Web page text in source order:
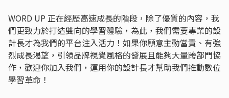
WORD UP 正在經歷高速成長的階段，除了優質的內容，我
們更致力於打造雙向的學習體驗，為此，我們需要專業的設
計長才為我們的平台注入活力！如果你願意主動當責、有強
烈成長渴望，引領品牌視覺風格的發展且能夠大量跨部門協
作，歡迎你加入我們，運用你的設計長才幫助我們推動數位
學習革命！